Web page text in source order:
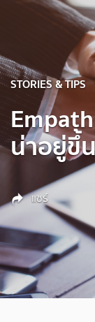
STORIES & TIPS
น่าอยู่ขึ้
แชร์